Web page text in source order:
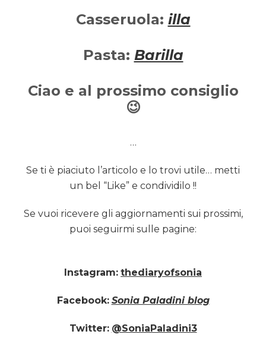
Casseruola: illa
Pasta: Barilla
Ciao e al prossimo consiglio
😉
…
Se ti è piaciuto l’articolo e lo trovi utile… metti
un bel “Like” e condividilo !!
Se vuoi ricevere gli aggiornamenti sui prossimi,
puoi seguirmi sulle pagine:
Instagram: thediaryofsonia
Facebook: Sonia Paladini blog
Twitter: @SoniaPaladini3